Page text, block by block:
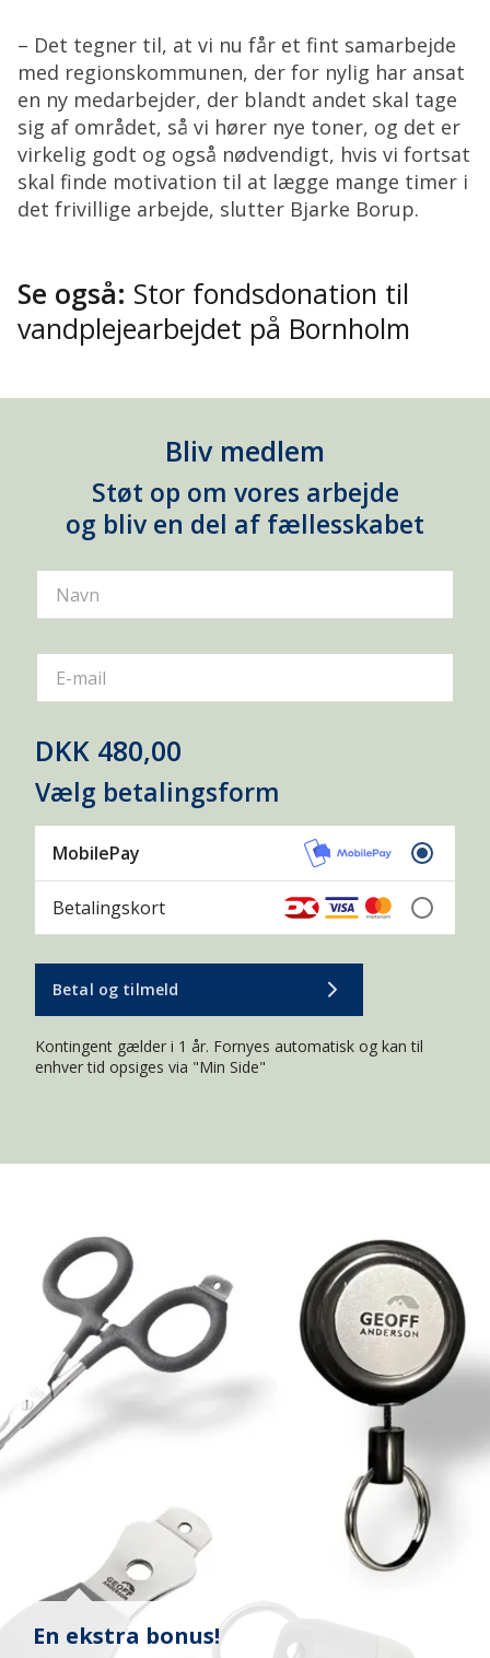
– Det tegner til, at vi nu får et fint samarbejde
med regionskommunen, der for nylig har ansat
en ny medarbejder, der blandt andet skal tage
sig af området, så vi hører nye toner, og det er
virkelig godt og også nødvendigt, hvis vi fortsat
skal finde motivation til at lægge mange timer i
det frivillige arbejde, slutter Bjarke Borup.
Se også: Stor fondsdonation til
vandplejearbejdet på Bornholm
Bliv medlem
Støt op om vores arbejde
og bliv en del af fællesskabet
Navn
E-mail
DKK 480,00
Vælg betalingsform
MobilePay
Betalingskort
Betal og tilmeld
Kontingent gælder i 1 år. Fornyes automatisk og kan til
enhver tid opsiges via "Min Side"
En ekstra bonus!